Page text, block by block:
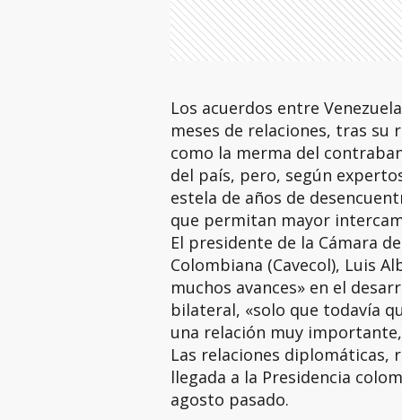
Los acuerdos entre
meses de relaciones, tras su
como la merma del
del país, pero, según
estela de años de
que permitan mayor
El presidente de la Cámara
Colombiana (Cavecol), Luis
muchos avances» en el
bilateral, «solo que todavía
una relación muy
Las relaciones diplomáticas,
llegada a la Presidencia
agosto pasado.